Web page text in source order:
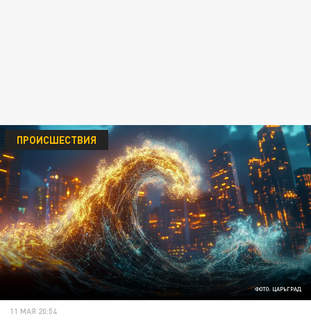
ФОТО: ЦАРЬГРАД
ПРОИСШЕСТВИЯ
11 МАЯ 20:54